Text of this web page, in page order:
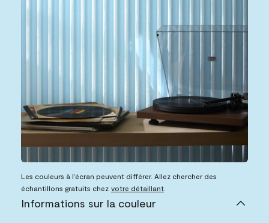
Les couleurs à l’écran peuvent différer. Allez chercher des
échantillons gratuits chez votre détaillant
Informations sur la couleur